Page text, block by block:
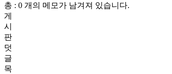
총 : 0 개의 메모가 남겨져 있습니다.
게
시
판
덧
글
목